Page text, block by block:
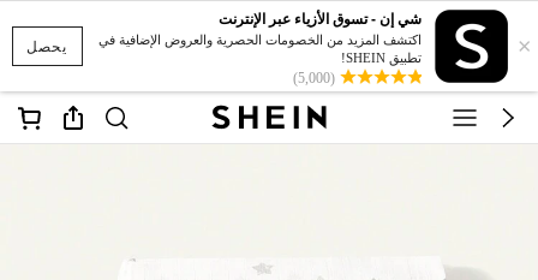
يحصل ×
شي إن - تسوق الأزياء عبر الإنترنت
اكتشف المزيد من الخصومات الحصرية والعروض الإضافية في
تطبيق SHEIN!
(5,000)